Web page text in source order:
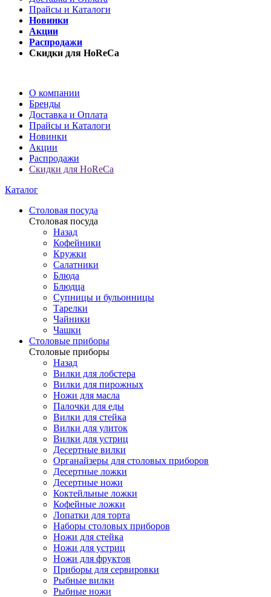
Прайсы и Каталоги
Новинки
Акции
Распродажи
Скидки для HoReCa
О компании
Бренды
Доставка и Оплата
Прайсы и Каталоги
Новинки
Акции
Распродажи
Скидки для HoReCa
Каталог
Столовая посуда
Столовая посуда
Назад
Кофейники
Кружки
Салатники
Блюда
Блюдца
Супницы и бульонницы
Тарелки
Чайники
Чашки
Cтоловые приборы
Cтоловые приборы
Назад
Вилки для лобстера
Вилки для пирожных
Ножи для масла
Палочки для еды
Вилки для стейка
Вилки для улиток
Вилки для устриц
Десертные вилки
Органайзеры для столовых приборов
Десертные ложки
Десертные ножи
Коктейльные ложки
Кофейные ложки
Лопатки для торта
Наборы столовых приборов
Ножи для стейка
Ножи для устриц
Ножи для фруктов
Приборы для сервировки
Рыбные вилки
Рыбные ножи